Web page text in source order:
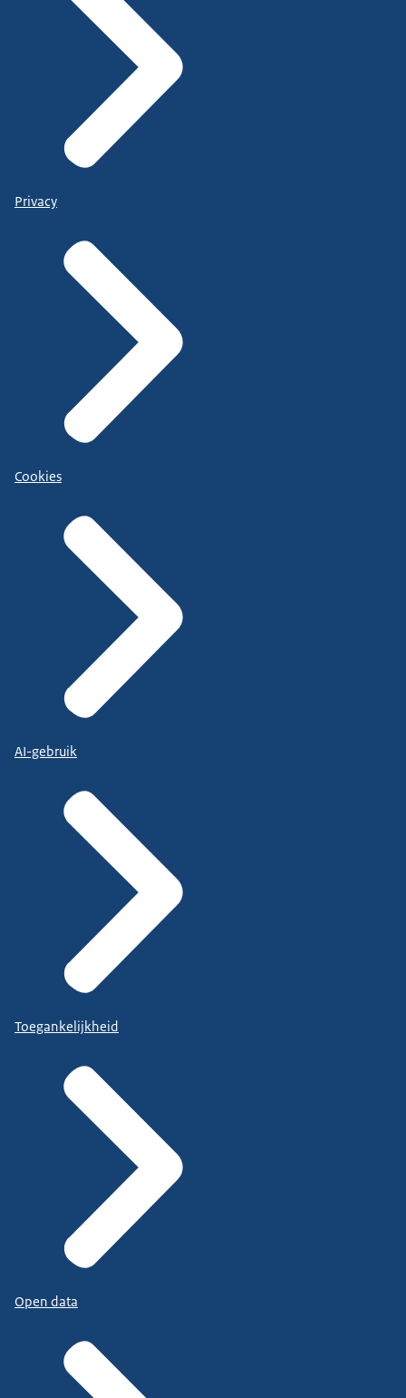
Privacy
Cookies
AI-gebruik
Toegankelijkheid
Open data